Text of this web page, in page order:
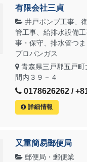
有限会社三貞
井戸ポンプ工事、
管工事、給排水設備
事・保守、排水管つま
プロパンガス
青森県三戸郡五戸
間内３９－４
0178626262 /
詳細情報
又重簡易郵便局
郵便局・郵便業